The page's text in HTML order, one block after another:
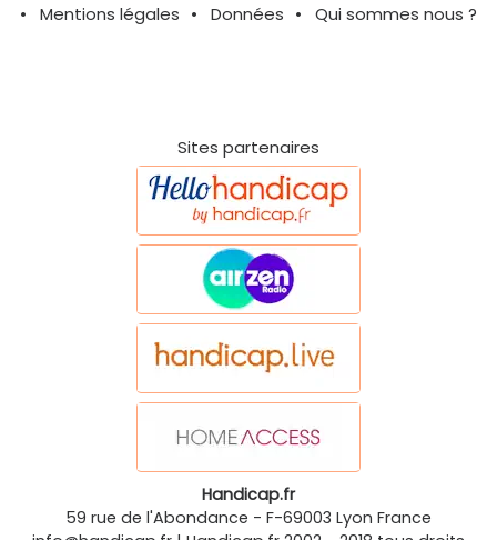
Mentions légales
Données Qui sommes nous ?
Sites partenaires
Handicap.fr
59 rue de l'Abondance - F-69003 Lyon France